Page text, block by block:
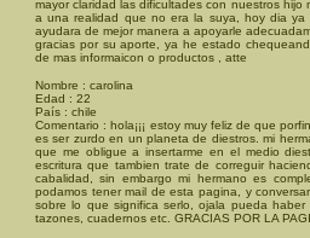
mayor claridad las dificultades con nuestros
a una realidad que no era la suya, hoy dia
ayudara de mejor manera a apoyarle
gracias por su aporte, ya he estado
de mas informaicon o productos , atte
Nombre : carolina
Edad : 22
País : chile
Comentario : hola¡¡¡ estoy muy feliz de que
es ser zurdo en un planeta de diestros. mi
que me obligue a insertarme en el medio
escritura que tambien trate de correguir
cabalidad, sin embargo mi hermano es
podamos tener mail de esta pagina, y
sobre lo que significa serlo, ojala pueda
tazones, cuadernos etc. GRACIAS POR LA